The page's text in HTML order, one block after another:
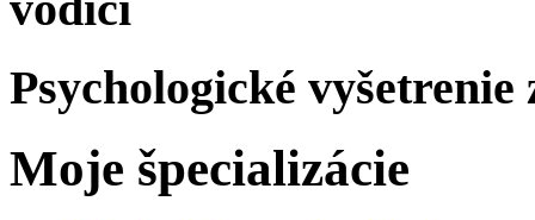
Psychologické vyšetrenie
Moje špecializácie